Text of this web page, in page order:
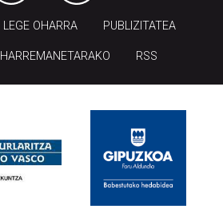
LEGE OHARRA PUBLIZITATEA
HARREMANETARAKO RSS